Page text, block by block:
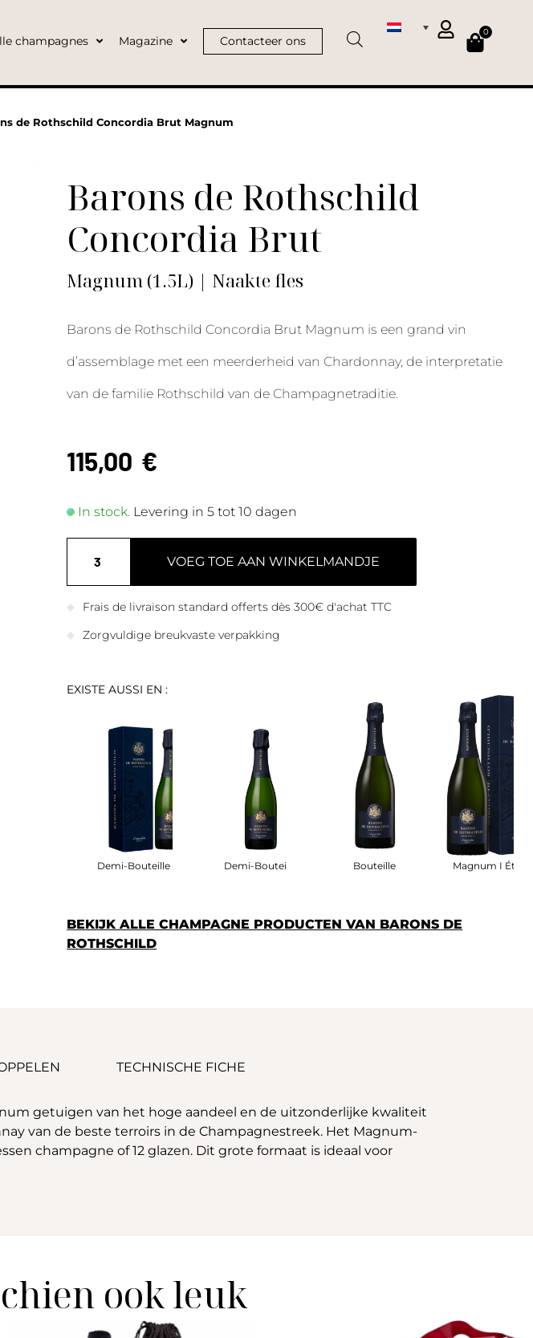
champagnes Magazine Contacteer ons
0
de Rothschild Concordia Brut Magnum
Barons de Rothschild
Concordia Brut
Magnum (1.5L) | Naakte fles
Barons de Rothschild Concordia Brut Magnum is een grand vin
d’assemblage met een meerderheid van Chardonnay, de interpretatie
van de familie Rothschild van de Champagnetraditie.
115,00 €
In stock. Levering in 5 tot 10 dagen
VOEG TOE AAN WINKELMANDJE
Frais de livraison standard offerts dès 300€ d'achat TTC
Zorgvuldige breukvaste verpakking
EXISTE AUSSI EN :
Demi-Bouteille I Étui Demi-Bouteille Bouteille Magnum I Étui
BEKIJK ALLE CHAMPAGNE PRODUCTEN VAN BARONS DE
ROTHSCHILD
TECHNISCHE FICHE
getuigen van het hoge aandeel en de uitzonderlijke kwaliteit
van de beste terroirs in de Champagnestreek. Het Magnum-
champagne of 12 glazen. Dit grote formaat is ideaal voor
ook leuk